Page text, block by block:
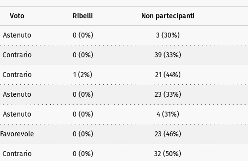
Voto Ribelli Non partecipanti
Astenuto 0 (0%) 3 (30%)
Contrario 0 (0%) 39 (33%)
Contrario 1 (2%) 21 (44%)
Astenuto 0 (0%) 23 (33%)
Astenuto 0 (0%) 4 (31%)
Favorevole 0 (0%) 23 (46%)
Contrario 0 (0%) 32 (50%)